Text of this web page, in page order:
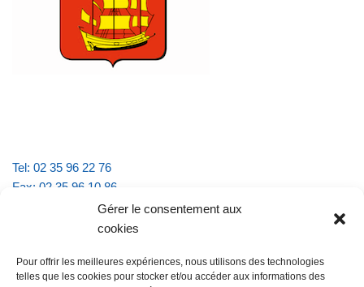
Gérer le consentement aux
cookies
Pour offrir les meilleures expériences, nous utilisons des technologies
telles que les cookies pour stocker et/ou accéder aux informations des
Tel: 02 35 96 22 76
Fax: 02 35 96 10 86
Email : mairie.vattevillelarue@wanadoo.fr
lundi et jeudi de 9h à 11h30